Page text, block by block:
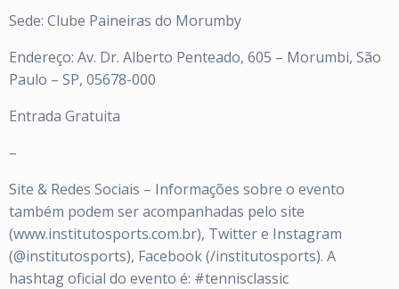
Sede: Clube Paineiras do Morumby
Endereço: Av. Dr. Alberto Penteado, 605 – Morumbi, São
Paulo – SP, 05678-000
Entrada Gratuita
–
Site & Redes Sociais – Informações sobre o evento
também podem ser acompanhadas pelo site
(www.institutosports.com.br), Twitter e Instagram
(@institutosports), Facebook (/institutosports). A
hashtag oficial do evento é: #tennisclassic